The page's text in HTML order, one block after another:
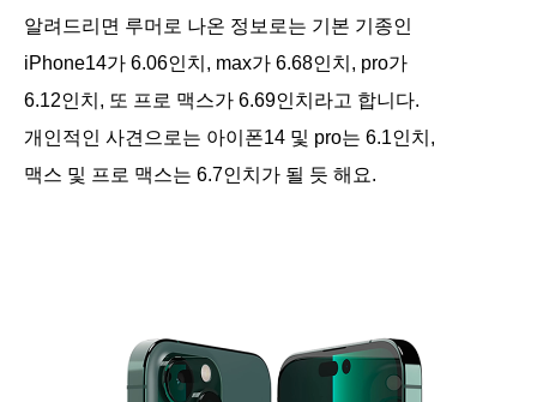
알려드리면 루머로 나온 정보로는 기본 기종인
iPhone14가 6.06인치, max가 6.68인치, pro가
6.12인치, 또 프로 맥스가 6.69인치라고 합니다.
개인적인 사견으로는 아이폰14 및 pro는 6.1인치,
맥스 및 프로 맥스는 6.7인치가 될 듯 해요.